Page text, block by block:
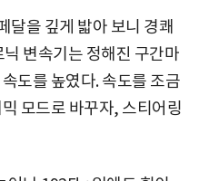
달을 깊게 밟아 보니 경쾌
변속기는 정해진 구간마
도를 높였다. 속도를 조금
모드로 바꾸자, 스티어링